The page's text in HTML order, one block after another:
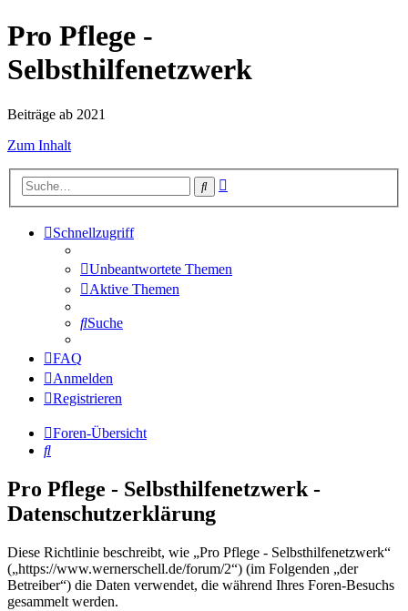
Pro Pflege -
Selbsthilfenetzwerk
Beiträge ab 2021
Zum Inhalt
Suche
Schnellzugriff
Unbeantwortete Themen
Aktive Themen
Suche
FAQ
Anmelden
Registrieren
Foren-Übersicht
Suche
Pro Pflege - Selbsthilfenetzwerk -
Datenschutzerklärung
Diese Richtlinie beschreibt, wie „Pro Pflege - Selbsthilfenetzwerk“
(„https://www.wernerschell.de/forum/2“) (im Folgenden „der
Betreiber“) die Daten verwendet, die während Ihres Foren-Besuchs
gesammelt werden.